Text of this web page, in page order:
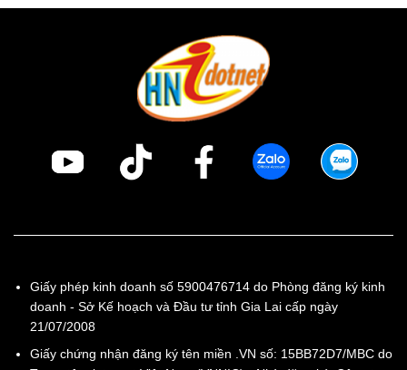
Giấy phép kinh doanh số 5900476714 do Phòng đăng ký kinh
doanh - Sở Kế hoạch và Đầu tư tỉnh Gia Lai cấp ngày
21/07/2008
Giấy chứng nhận đăng ký tên miền .VN số: 15BB72D7/MBC do